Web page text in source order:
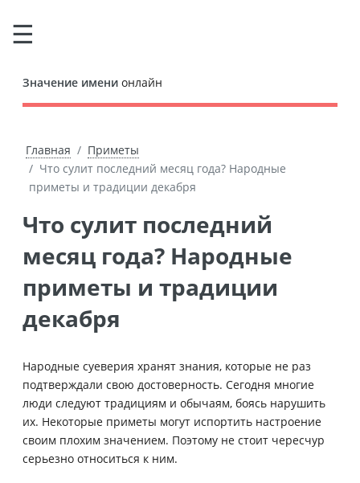
Значение имени онлайн
Главная
Приметы
Что сулит последний месяц года? Народные
приметы и традиции декабря
Что сулит последний
месяц года? Народные
приметы и традиции
декабря
Народные суеверия хранят знания, которые не раз
подтверждали свою достоверность. Сегодня многие
люди следуют традициям и обычаям, боясь нарушить
их. Некоторые приметы могут испортить настроение
своим плохим значением. Поэтому не стоит чересчур
серьезно относиться к ним.